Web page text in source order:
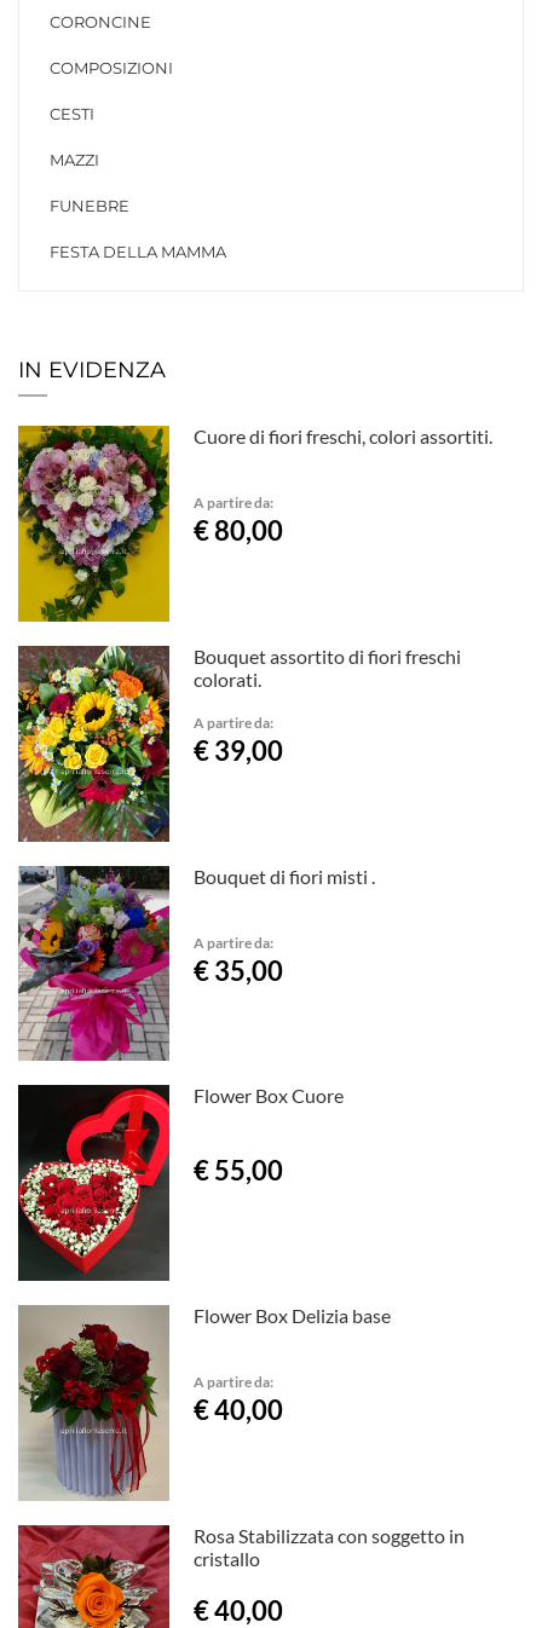
CORONCINE
COMPOSIZIONI
CESTI
MAZZI
FUNEBRE
FESTA DELLA MAMMA
IN EVIDENZA
Cuore di fiori freschi, colori assortiti.
A partire da:
€ 80,00
Bouquet assortito di fiori freschi
colorati.
A partire da:
€ 39,00
Bouquet di fiori misti .
A partire da:
€ 35,00
Flower Box Cuore
€ 55,00
Flower Box Delizia base
A partire da:
€ 40,00
Rosa Stabilizzata con soggetto in
cristallo
€ 40,00